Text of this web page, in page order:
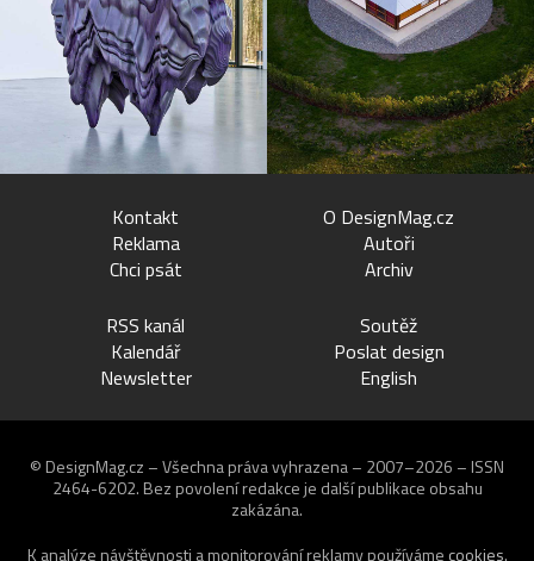
Kontakt
Reklama
Chci psát
O DesignMag.cz
Autoři
Archiv
RSS kanál
Kalendář
Newsletter
Soutěž
Poslat design
English
© DesignMag.cz – Všechna práva vyhrazena – 2007–2026 – ISSN
2464-6202. Bez povolení redakce je další publikace obsahu
zakázána.
K analýze návštěvnosti a monitorování reklamy používáme cookies.